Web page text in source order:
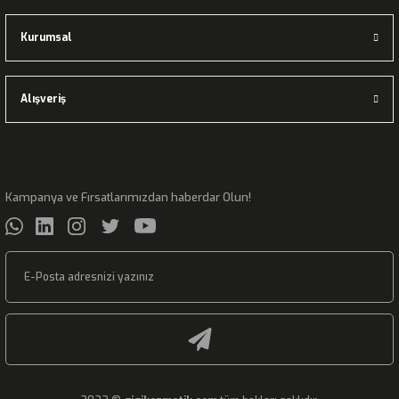
Kurumsal
Alışveriş
Kampanya ve Fırsatlarımızdan haberdar Olun!